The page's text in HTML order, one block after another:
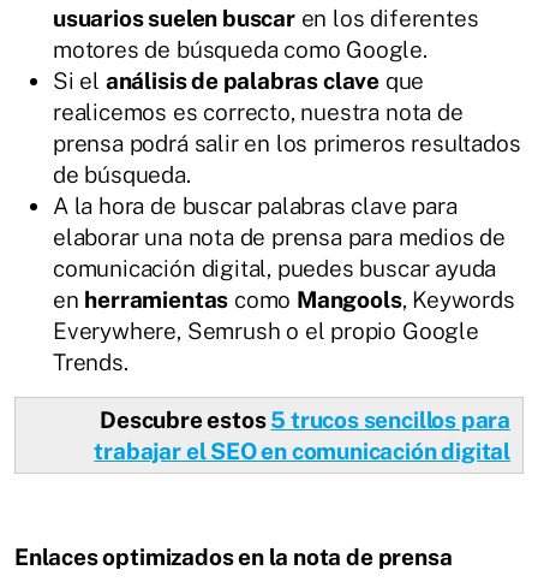
usuarios suelen buscaren los diferentes
motores de búsqueda como Google.
Si el análisis de palabras claveque
realicemos es correcto, nuestra nota de
prensa podrá salir en los primeros resultados
de búsqueda.
A la hora de buscar palabras clave para
elaborar una nota de prensa para medios de
comunicación digital, puedes buscar ayuda
en herramientas como Mangools, Keywords
Everywhere, Semrush o el propio Google
Trends.
Descubre estos5 trucos sencillos para
trabajar el SEO en comunicación digital
Enlaces optimizados en la nota de prensa